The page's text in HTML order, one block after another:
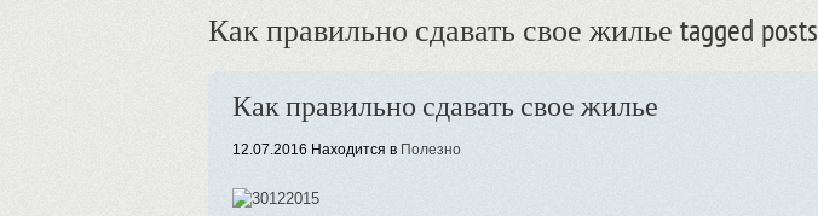
Как правильно сдавать свое жилье tagged posts
Как правильно сдавать свое жилье
12.07.2016 Находится в Полезно